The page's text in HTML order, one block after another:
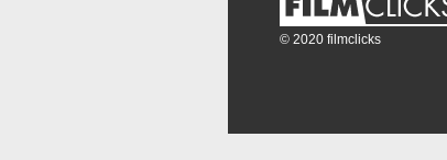
© 2020 filmclicks